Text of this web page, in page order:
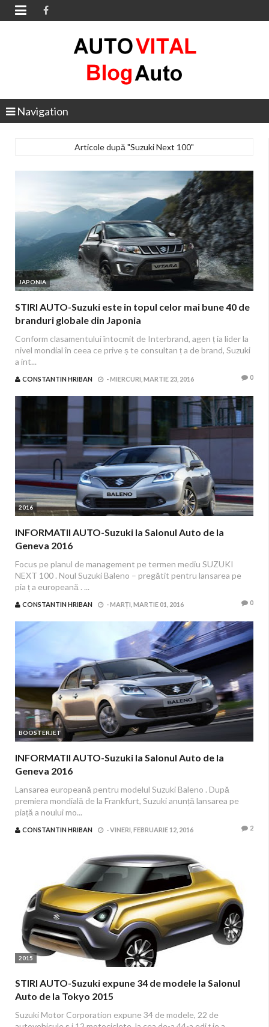

Navigation
Articole după "Suzuki Next 100"
JAPONIA
STIRI AUTO-Suzuki este in topul celor mai bune 40 de
branduri globale din Japonia
Conform clasamentului întocmit de Interbrand, agen ț ia lider la
nivel mondial în ceea ce prive ș te consultan ț a de brand, Suzuki
a int...
CONSTANTIN HRIBAN -MIERCURI, MARTIE 23, 2016 0
2016
INFORMATII AUTO-Suzuki la Salonul Auto de la
Geneva 2016
Focus pe planul de management pe termen mediu SUZUKI
NEXT 100 . Noul Suzuki Baleno – pregătit pentru lansarea pe
pia ț a europeană . ...
CONSTANTIN HRIBAN -MARȚI, MARTIE 01, 2016 0
BOOSTERJET
INFORMATII AUTO-Suzuki la Salonul Auto de la
Geneva 2016
Lansarea europeană pentru modelul Suzuki Baleno . După
premiera mondială de la Frankfurt, Suzuki anunță lansarea pe
piață a noului mo...
CONSTANTIN HRIBAN -VINERI, FEBRUARIE 12, 2016 2
2015
STIRI AUTO-Suzuki expune 34 de modele la Salonul
Auto de la Tokyo 2015
Suzuki Motor Corporation expune 34 de modele, 22 de